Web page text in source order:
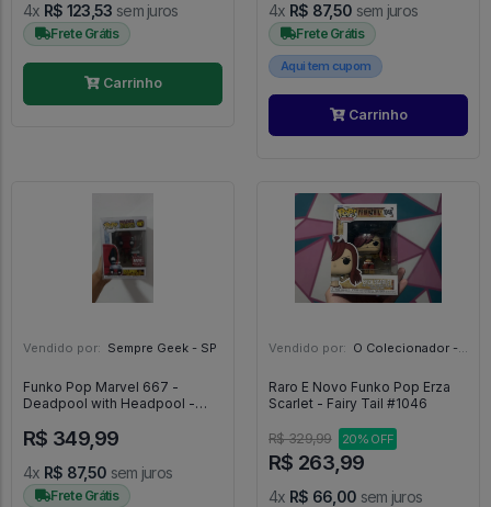
4x R$ 123,53 sem juros
Frete Grátis
Carrinho
4x R$ 87,50 sem juros
Frete Grátis
Aqui tem cupom
Carrinho
Vendido por: Sempre Geek - SP
Funko Pop Marvel 667 -
Deadpool with Headpool -
R$ 349,99
4x R$ 87,50 sem juros
Frete Grátis
Vendido por: O Colecionador - SP
Raro E Novo Funko Pop Erza
Scarlet - Fairy Tail #1046
R$ 329,99 20% OFF
R$ 263,99
4x R$ 66,00 sem juros